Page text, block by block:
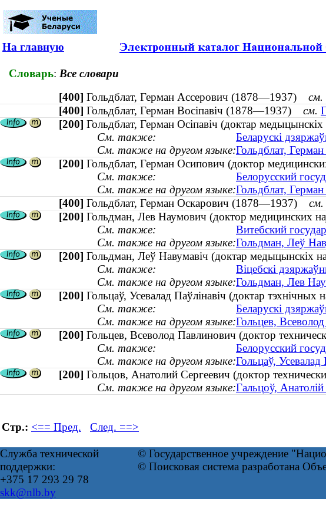
На главную
Словарь: Все словари
[400] Гольдблат, Герман Ассерович (1878—1937) см.
[400] Гольдблат, Герман Восіпавіч (1878—1937) см.
[200] Гольдблат, Герман Осіпавіч (доктар
См. также:
Беларускі
См. также на другом языке:Гольдблат,
[200] Гольдблат, Герман Осипович (доктор
См. также:
Белорусский
См. также на другом языке:Гольдблат,
[400] Гольдблат, Герман Оскарович (1878—1937) см.
[200] Гольдман, Лев Наумович (доктор медицинских
См. также:
Витебский
См. также на другом языке:Гольдман, Леў
[200] Гольдман, Леў Навумавіч (доктар медыцынскіх
См. также:
Віцебскі
См. также на другом языке:Гольдман, Лев
[200] Гольцаў, Усевалад Паўлінавіч (доктар тэхнічных
См. также:
Беларускі
См. также на другом языке:Гольцев,
[200] Гольцев, Всеволод Павлинович (доктор
См. также:
Белорусский
См. также на другом языке:Гольцаў, Усевалад
[200] Гольцов, Анатолий Сергеевич (доктор
См. также на другом языке:Гальцоў,
Стр.: <== Пред. След. ==>
Служба технической
поддержки:
+375 17 293 29 78
skk@nlb.by
© Государственное учреждение
© Поисковая система разработана